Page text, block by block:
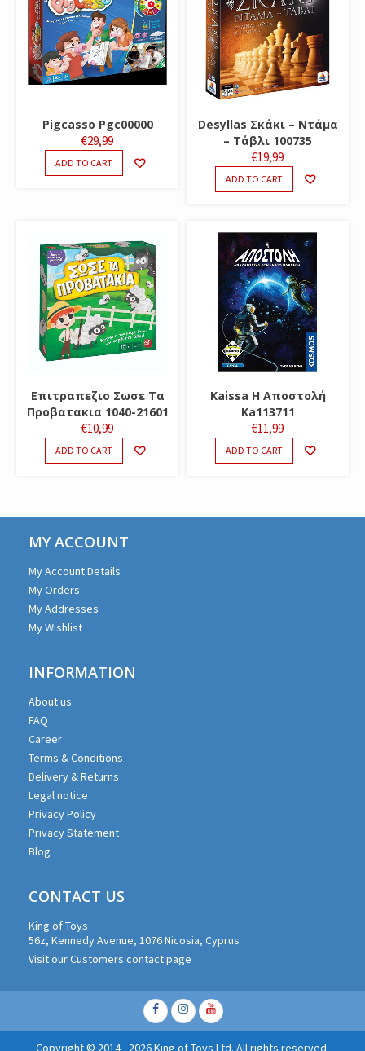
Pigcasso Pgc00000
€29,99
ADD TO CART
Desyllas Σκάκι – Ντάμα
– Τάβλι 100735
€19,99
ADD TO CART
Επιτραπεζιο Σωσε Τα
Προβατακια 1040-21601
€10,99
ADD TO CART
Kaissa Η Αποστολή
Ka113711
€11,99
ADD TO CART
MY ACCOUNT
My Account Details
My Orders
My Addresses
My Wishlist
INFORMATION
About us
FAQ
Career
Terms & Conditions
Delivery & Returns
Legal notice
Privacy Policy
Privacy Statement
Blog
CONTACT US
King of Toys
56z, Kennedy Avenue, 1076 Nicosia, Cyprus
Visit our Customers contact page
Facebook
Instagram
Youtube
Copyright © 2014 - 2026 King of Toys Ltd. All rights reserved.